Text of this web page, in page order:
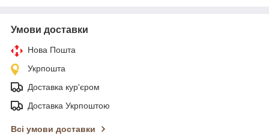
Умови доставки
Нова Пошта
Укрпошта
Доставка кур'єром
Доставка Укрпоштою
Всі умови доставки